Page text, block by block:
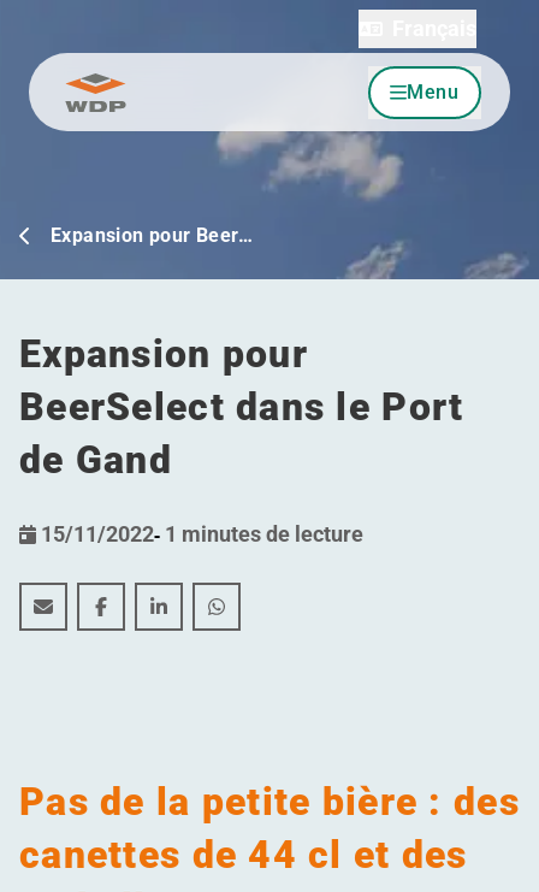
Allez au contenu Menu
Expansion pour Beer…
Expansion pour
BeerSelect dans le Port
de Gand
15/11/2022- 1 minutes de lecture
Expansion pour BeerSelect dans le Port de Gand
Expansion pour BeerSelect dans le Port de Gand
Expansion pour BeerSelect dans le Port
Expansion pour BeerSelect dans le
Pas de la petite bière : des
canettes de 44 cl et des